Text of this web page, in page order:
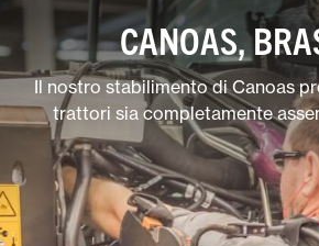
CANOAS,
Il nostro stabilimento di Canoas
trattori sia completamente